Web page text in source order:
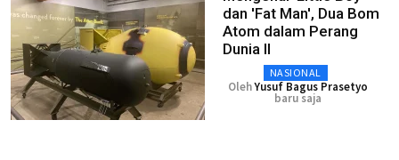
dan 'Fat Man', Dua Bom
Atom dalam Perang
Dunia II
NASIONAL
OlehYusuf Bagus Prasetyo
baru saja